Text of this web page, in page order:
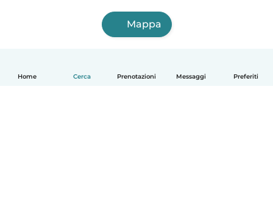
Home Cerca Prenotazioni Messaggi Preferiti
Mappa